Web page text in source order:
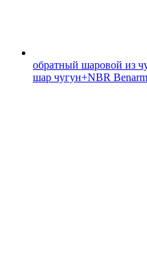
обратный шаровой из
шар чугун+NBR